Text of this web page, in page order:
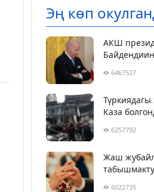
Эң көп
АКШ
6467527
Каза
6257792
Жаш
6022735